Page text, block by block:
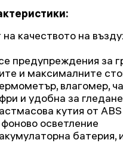
на качеството на
предупреждения за
и максималните
влагомер,
и удобна за
кутия от
осветление